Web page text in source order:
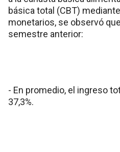
básica total (CBT)
monetarios, se observó
semestre anterior:
- En promedio, el ingreso
37,3%.